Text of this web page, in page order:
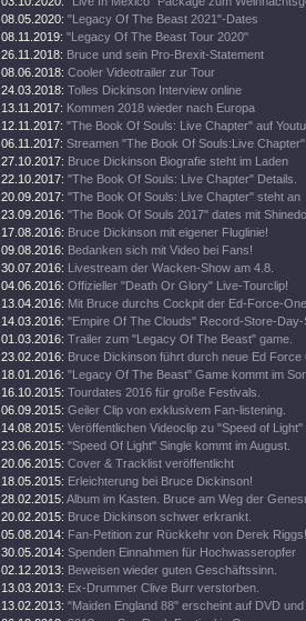
08.05.2020: "Legacy Of The Beast 2021"-Dates
08.11.2019: "Legacy Of The Beast Tour 2020"
26.11.2018: Bruce und sein Pro-Brexit-Statement
08.06.2018: Cooler Videotrailer zur Tour
24.03.2018: Tolles Dickinson Interview online
13.11.2017: Kommen 2018 wieder nach Europa
12.11.2017: "The Book Of Souls: Live Chapter" auf
06.11.2017: Streamen "The Book Of Souls:Live Chapter"
27.10.2017: Bruce Dickinson Biografie steht im Laden
22.10.2017: "The Book Of Souls: Live Chapter" Details.
20.09.2017: "The Book Of Souls: Live Chapter" steht an
23.09.2016: "The Book Of Souls 2017" dates mit
17.08.2016: Bruce Dickinson mit eigener Fluglinie!
09.08.2016: Bedanken sich mit Video bei Fans!
30.07.2016: Livestream der Wacken-Show am 4.8.
04.06.2016: Offizieller "Death Or Glory" Live-Tourclip!
13.04.2016: Mit Bruce durchs Cockpit der Ed-Force-One.
14.03.2016: "Empire Of The Clouds" Record-Store-Day-
01.03.2016: Trailer zum "Legacy Of The Beast" game.
23.02.2016: Bruce Dickinson führt durch neue Ed Force
18.01.2016: "Legacy Of The Beast" Game kommt im
16.10.2015: Tourdates 2016 für große Festivals.
06.09.2015: Geiler Clip von exklusivem Fan-listening.
14.08.2015: Veröffentlichen Videoclip zu "Speed of Light"
23.06.2015: "Speed Of Light" Single kommt im August.
20.06.2015: Cover & Tracklist veröffentlicht
18.05.2015: Erleichterung bei Bruce Dickinson!
28.02.2015: Album im Kasten. Bruce am Weg der
20.02.2015: Bruce Dickinson schwer erkrankt.
05.08.2014: Fan-Petition zur Rückkehr von Derek Riggs!
30.05.2014: Spenden Einnahmen für Hochwasseropfer
02.12.2013: Beweisen wieder guten Geschäftssinn.
13.03.2013: Ex-Drummer Clive Burr verstorben.
13.02.2013: "Maiden England 88" erscheint auf DVD und